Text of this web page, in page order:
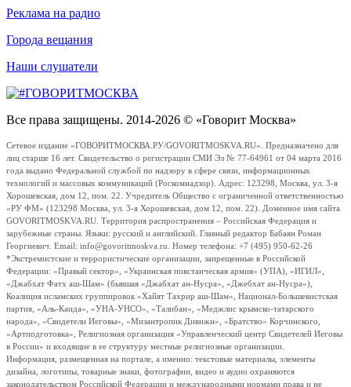
Реклама на радио
Города вещания
Наши слушатели
Все права защищены. 2014-2026 © «Говорит Москва»
Сетевое издание «ГОВОРИТМОСКВА.РУ/GOVORITMOSKVA.RU». Предназначено для
лиц старше 16 лет. Свидетельство о регистрации СМИ Эл № 77-64961 от 04 марта 2016
года выдано Федеральной службой по надзору в сфере связи, информационных
технологий и массовых коммуникаций (Роскомнадзор). Адрес: 123298, Москва, ул. 3-я
Хорошевская, дом 12, пом. 22. Учредитель Общество с ограниченной ответственностью
«РУ ФМ» (123298 Москва, ул. 3-я Хорошевская, дом 12, пом. 22). Доменное имя сайта
GOVORITMOSKVA.RU. Территория распространения – Российская Федерация и
зарубежные страны. Языки: русский и английский. Главный редактор Бабаян Роман
Георгиевич. Email: info@govoritmoskva.ru. Номер телефона: +7 (495) 950-62-26
*Экстремистские и террористические организации, запрещенные в Российской
Федерации: «Правый сектор», «Украинская повстанческая армия» (УПА), «ИГИЛ»,
«Джабхат Фатх аш-Шам» (бывшая «Джабхат ан-Нусра», «Джебхат ан-Нусра»),
Коалиция исламских группировок «Хайят Тахрир аш-Шам», Национал-Большевистская
партия, «Аль-Каида», «УНА-УНСО», «Талибан», «Меджлис крымско-татарского
народа», «Свидетели Иеговы», «Мизантропик Дивижн», «Братство» Корчинского,
«Артподготовка», Религиозная организация «Управленческий центр Свидетелей Иеговы
в России» и входящие в ее структуру местные религиозные организации.
Информация, размещенная на портале, а именно: текстовые материалы, элементы
дизайна, логотипы, товарные знаки, фотографии, видео и аудио охраняются
законодательством Российской Федерации и международными нормами права и не